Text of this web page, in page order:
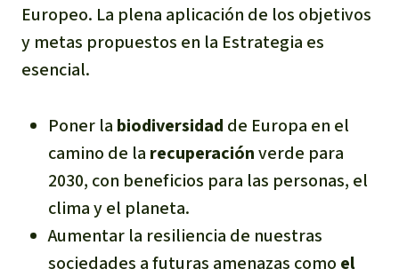
Europeo. La plena aplicación de los objetivos
y metas propuestos en la Estrategia es
esencial.
Poner la biodiversidad de Europa en el
camino de la recuperaciónverde para
2030, con beneficios para las personas, el
clima y el planeta.
Aumentar la resiliencia de nuestras
sociedades a futuras amenazas como el